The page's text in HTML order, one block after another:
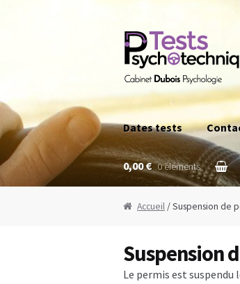
Dates tests
Accueil Annulation
Commande
Permis blancPermis
0,00 € 0 éléments
Accueil / Suspension de
Suspension
Le permis est suspendu